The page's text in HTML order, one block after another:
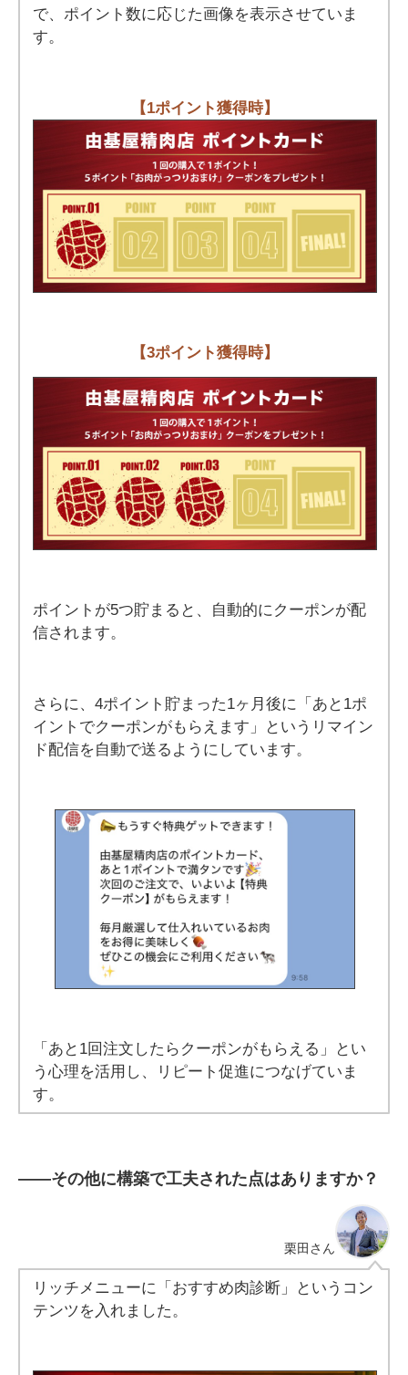
で、ポイント数に応じた画像を表示させていま
す。
【1ポイント獲得時】
【3ポイント獲得時】
ポイントが5つ貯まると、自動的にクーポンが配
信されます。
さらに、4ポイント貯まった1ヶ月後に「あと1ポ
イントでクーポンがもらえます」というリマイン
ド配信を自動で送るようにしています。
「あと1回注文したらクーポンがもらえる」とい
う心理を活用し、リピート促進につなげていま
す。
――その他に構築で工夫された点はありますか？
栗田 さん
リッチメニューに「おすすめ肉診断」というコン
テンツを入れました。